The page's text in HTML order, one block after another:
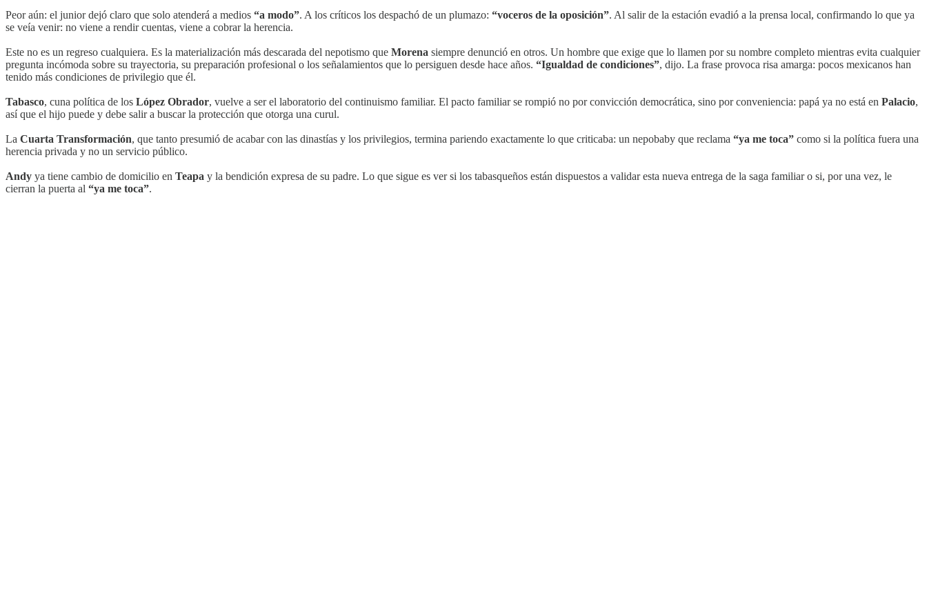
Peor aún: el junior dejó claro que solo atenderá a medios “a modo”. A los críticos los despachó de un plumazo: “voceros de la oposición”. Al salir de la estación evadió a la prensa local, confirmando lo que ya
se veía venir: no viene a rendir cuentas, viene a cobrar la herencia.
Este no es un regreso cualquiera. Es la materialización más descarada del nepotismo que Morena siempre denunció en otros. Un hombre que exige que lo llamen por su nombre completo mientras evita cualquier
pregunta incómoda sobre su trayectoria, su preparación profesional o los señalamientos que lo persiguen desde hace años. “Igualdad de condiciones”, dijo. La frase provoca risa amarga: pocos mexicanos han
tenido más condiciones de privilegio que él.
Tabasco, cuna política de los López Obrador, vuelve a ser el laboratorio del continuismo familiar. El pacto familiar se rompió no por convicción democrática, sino por conveniencia: papá ya no está en Palacio,
así que el hijo puede y debe salir a buscar la protección que otorga una curul.
La Cuarta Transformación, que tanto presumió de acabar con las dinastías y los privilegios, termina pariendo exactamente lo que criticaba: un nepobaby que reclama “ya me toca” como si la política fuera una
herencia privada y no un servicio público.
Andy ya tiene cambio de domicilio en Teapa y la bendición expresa de su padre. Lo que sigue es ver si los tabasqueños están dispuestos a validar esta nueva entrega de la saga familiar o si, por una vez, le
cierran la puerta al “ya me toca”.